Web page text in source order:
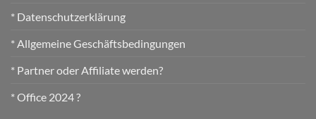
* Datenschutzerklärung
* Allgemeine Geschäftsbedingungen
* Partner oder Affiliate werden?
* Office 2024 ?